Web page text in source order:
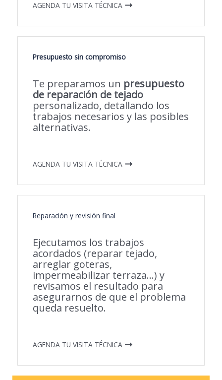
AGENDA TU VISITA TÉCNICA
Presupuesto sin compromiso
Te preparamos un presupuesto
de reparación de tejado
personalizado, detallando los
trabajos necesarios y las posibles
alternativas.
AGENDA TU VISITA TÉCNICA
Reparación y revisión final
Ejecutamos los trabajos
acordados (reparar tejado,
arreglar goteras,
impermeabilizar terraza…) y
revisamos el resultado para
asegurarnos de que el problema
queda resuelto.
AGENDA TU VISITA TÉCNICA